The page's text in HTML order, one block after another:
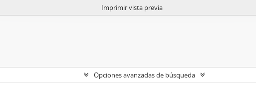
Imprimir vista previa
Opciones avanzadas de búsqueda